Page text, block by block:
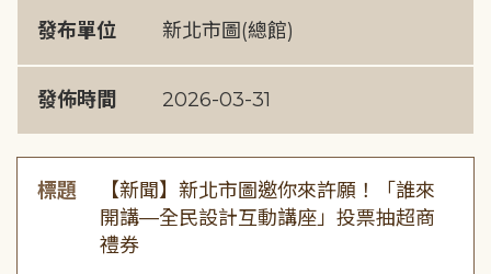
發布單位 新北市圖(總館)
發佈時間 2026-03-31
標題
【新聞】新北市圖邀你來許願！「誰來
開講—全民設計互動講座」投票抽超商
禮券